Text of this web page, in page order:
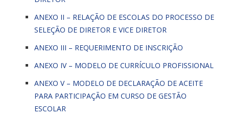
ANEXO II – RELAÇÃO DE ESCOLAS DO PROCESSO DE
SELEÇÃO DE DIRETOR E VICE DIRETOR
ANEXO III – REQUERIMENTO DE INSCRIÇÃO
ANEXO IV – MODELO DE CURRÍCULO PROFISSIONAL
ANEXO V – MODELO DE DECLARAÇÃO DE ACEITE
PARA PARTICIPAÇÃO EM CURSO DE GESTÃO
ESCOLAR